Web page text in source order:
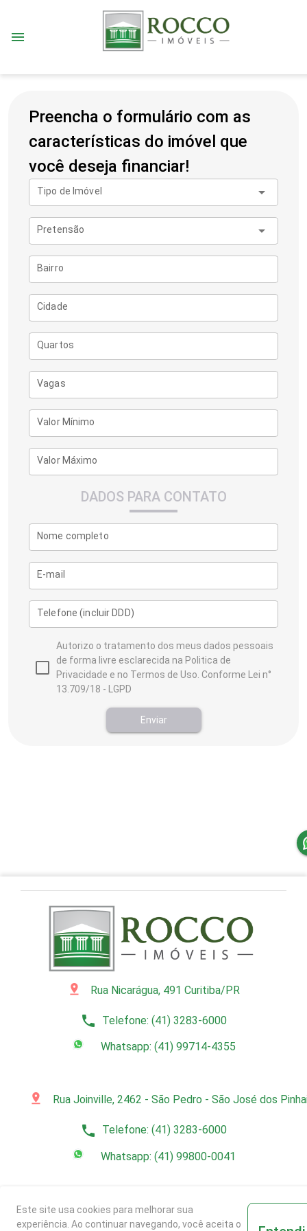
menu
pin_drop Rua Nicarágua, 491 Curitiba/PR
phone Telefone: (41) 3283-6000
Whatsapp: (41) 99714-4355
pin_drop Rua Joinville, 2462 - São Pedro - São José dos
phone Telefone: (41) 3283-6000
Whatsapp: (41) 99800-0041
Preencha o formulário com as
características do imóvel que
você deseja financiar!
Tipo de Imóvel arrow_drop_down
Pretensão arrow_drop_down
Bairro
Cidade
Quartos
Vagas
Valor Mínimo
Valor Máximo
DADOS PARA CONTATO
Nome completo
E-mail
Telefone (incluir DDD)
Autorizo o tratamento dos meus dados pessoais
de forma livre esclarecida na Politica de
Privacidade e no Termos de Uso. Conforme Lei n°
13.709/18 - LGPD
Enviar
Este site usa cookies para melhorar sua
experiência. Ao continuar navegando, você aceita o